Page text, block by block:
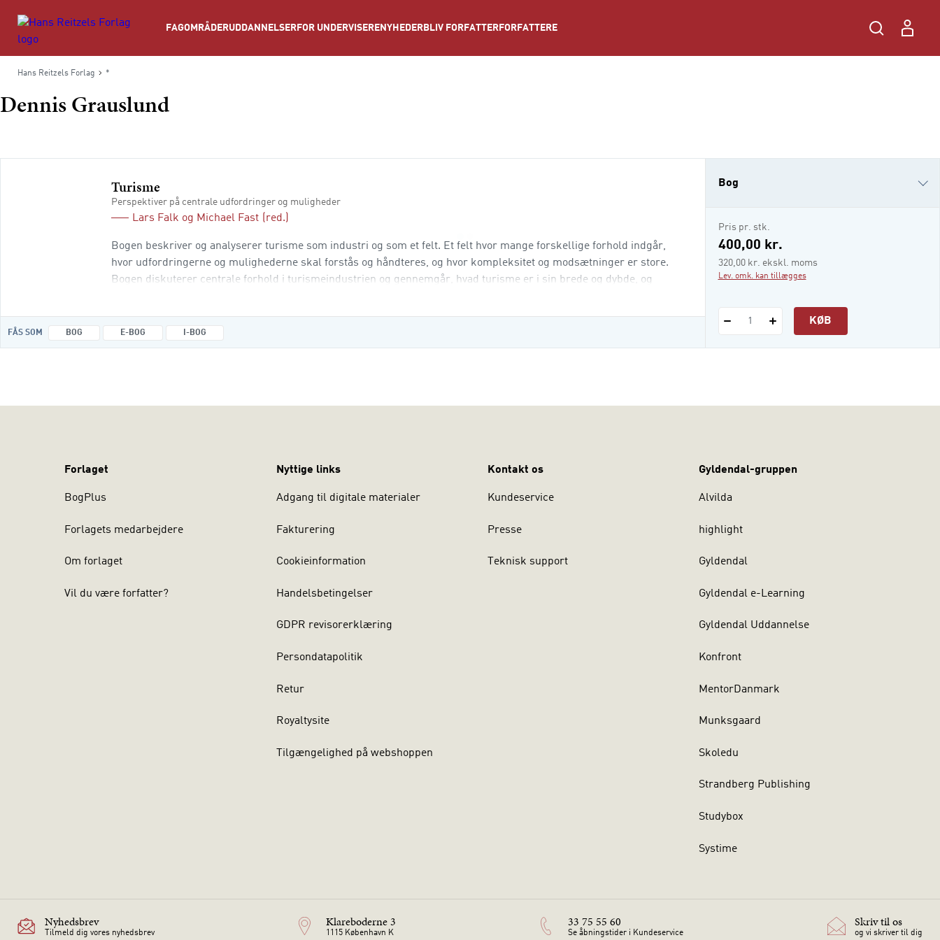
FAGOMRÅDERUDDANNELSER FOR UNDERVISERE NYHEDER BLIV FORFATTER FORFATTERE
Hans Reitzels Forlag *
Dennis Grauslund
Turisme
Perspektiver på centrale udfordringer og muligheder
Lars Falk og Michael Fast (red.)
Bogen beskriver og analyserer turisme som industri og som et felt. Et felt hvor mange forskellige forhold indgår,
hvor udfordringerne og mulighederne skal forstås og håndteres, og hvor kompleksitet og modsætninger er store.
Bogen diskuterer centrale forhold i turismeindustrien og gennemgår, hvad turisme er i sin brede og dybde, og
FÅS SOM BOG E-BOG I-BOG
Bog
e-bog
i-bog
Pris pr. stk.
400,00 kr.
320,00 kr. ekskl. moms
Lev. omk. kan tillægges
1 KØB
Forlaget
BogPlus
Forlagets medarbejdere
Om forlaget
Vil du være forfatter?
Nyttige links
Adgang til digitale materialer
Fakturering
Cookieinformation
Handelsbetingelser
GDPR revisorerklæring
Persondatapolitik
Retur
Royaltysite
Tilgængelighed på webshoppen
Kontakt os
Kundeservice
Presse
Teknisk support
Gyldendal-gruppen
Alvilda
highlight
Gyldendal
Gyldendal e-Learning
Gyldendal Uddannelse
Konfront
MentorDanmark
Munksgaard
Skoledu
Strandberg Publishing
Studybox
Systime
Nyhedsbrev
Tilmeld dig vores nyhedsbrev
Klareboderne 3
1115 København K
33 75 55 60
Se åbningstider i Kundeservice
Skriv til os
og vi skriver til dig